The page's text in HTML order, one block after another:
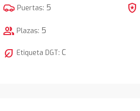
Puertas: 5
group Plazas: 5
nest_eco_leaf Etiqueta DGT:C
local_police